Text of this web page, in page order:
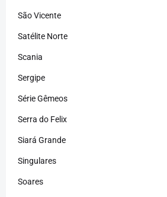
São Vicente
Satélite Norte
Scania
Sergipe
Série Gêmeos
Serra do Felix
Siará Grande
Singulares
Soares